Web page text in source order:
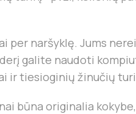
per naršyklę. Jums
galite naudoti
ir tiesioginių žinučių
būna originalia